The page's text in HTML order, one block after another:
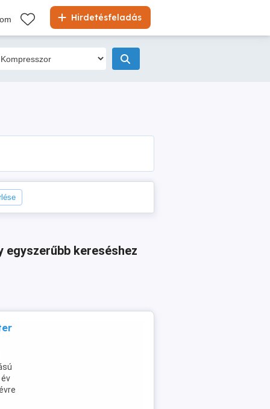
Hirdetésfeladás
kereséshez